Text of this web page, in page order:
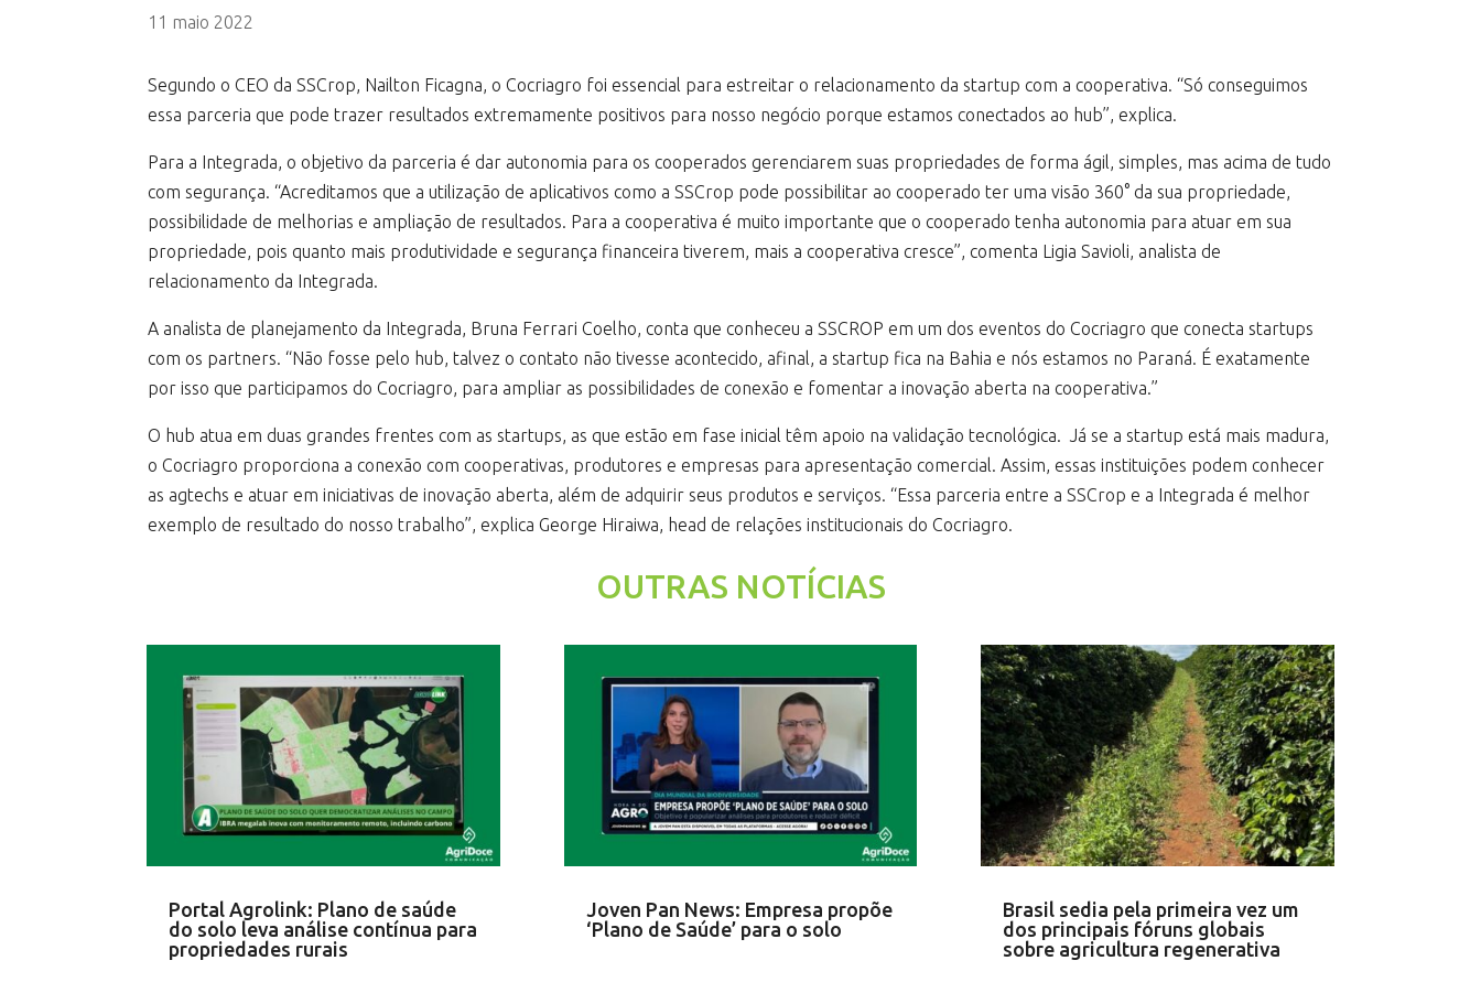
11 maio 2022
Segundo o CEO da SSCrop, Nailton Ficagna, o Cocriagro foi essencial para estreitar o relacionamento da startup com a cooperativa. “Só conseguimos
essa parceria que pode trazer resultados extremamente positivos para nosso negócio porque estamos conectados ao hub”, explica.
Para a Integrada, o objetivo da parceria é dar autonomia para os cooperados gerenciarem suas propriedades de forma ágil, simples, mas acima de tudo
com segurança. “Acreditamos que a utilização de aplicativos como a SSCrop pode possibilitar ao cooperado ter uma visão 360° da sua propriedade,
possibilidade de melhorias e ampliação de resultados. Para a cooperativa é muito importante que o cooperado tenha autonomia para atuar em sua
propriedade, pois quanto mais produtividade e segurança financeira tiverem, mais a cooperativa cresce”, comenta Ligia Savioli, analista de
relacionamento da Integrada.
A analista de planejamento da Integrada, Bruna Ferrari Coelho, conta que conheceu a SSCROP em um dos eventos do Cocriagro que conecta startups
com os partners. “Não fosse pelo hub, talvez o contato não tivesse acontecido, afinal, a startup fica na Bahia e nós estamos no Paraná. É exatamente
por isso que participamos do Cocriagro, para ampliar as possibilidades de conexão e fomentar a inovação aberta na cooperativa.”
O hub atua em duas grandes frentes com as startups, as que estão em fase inicial têm apoio na validação tecnológica. Já se a startup está mais madura,
o Cocriagro proporciona a conexão com cooperativas, produtores e empresas para apresentação comercial. Assim, essas instituições podem conhecer
as agtechs e atuar em iniciativas de inovação aberta, além de adquirir seus produtos e serviços. “Essa parceria entre a SSCrop e a Integrada é melhor
exemplo de resultado do nosso trabalho”, explica George Hiraiwa, head de relações institucionais do Cocriagro.
OUTRAS NOTÍCIAS
Portal Agrolink: Plano de saúde
do solo leva análise contínua para
propriedades rurais
Joven Pan News: Empresa propõe
‘Plano de Saúde’ para o solo
Brasil sedia pela primeira vez um
dos principais fóruns globais
sobre agricultura regenerativa